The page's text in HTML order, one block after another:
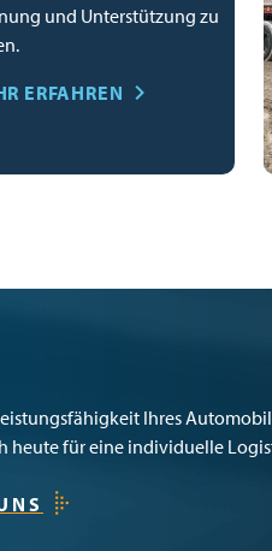
und Unterstützung zu
ERFAHREN
Ihres
heute für eine individuelle